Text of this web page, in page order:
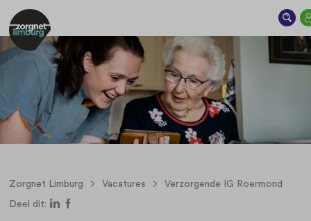
Zorgnet Limburg Vacatures Verzorgende IG Roermond
Deel dit: